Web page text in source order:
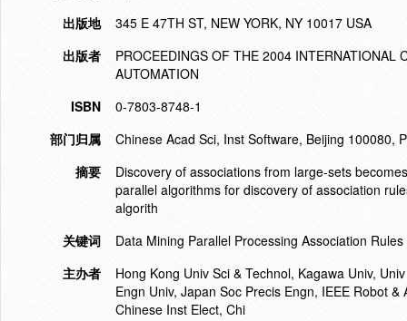
出版地
345 E 47TH ST, NEW YORK, NY 10017 USA
出版者
PROCEEDINGS OF THE 2004 INTERNATIONAL
AUTOMATION
ISBN
0-7803-8748-1
部门归属
Chinese Acad Sci, Inst Software, Beijing 100080,
摘要
Discovery of associations from large-sets
parallel algorithms for discovery of association
algorith
关键词
Data Mining Parallel Processing Association
主办者
Hong Kong Univ Sci & Technol, Kagawa Univ,
Engn Univ, Japan Soc Precis Engn, IEEE Robot
Chinese Inst Elect, Chi